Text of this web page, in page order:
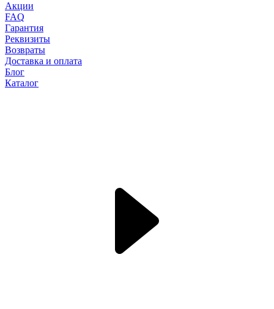
Акции
FAQ
Гарантия
Реквизиты
Возвраты
Доставка и оплата
Блог
Каталог